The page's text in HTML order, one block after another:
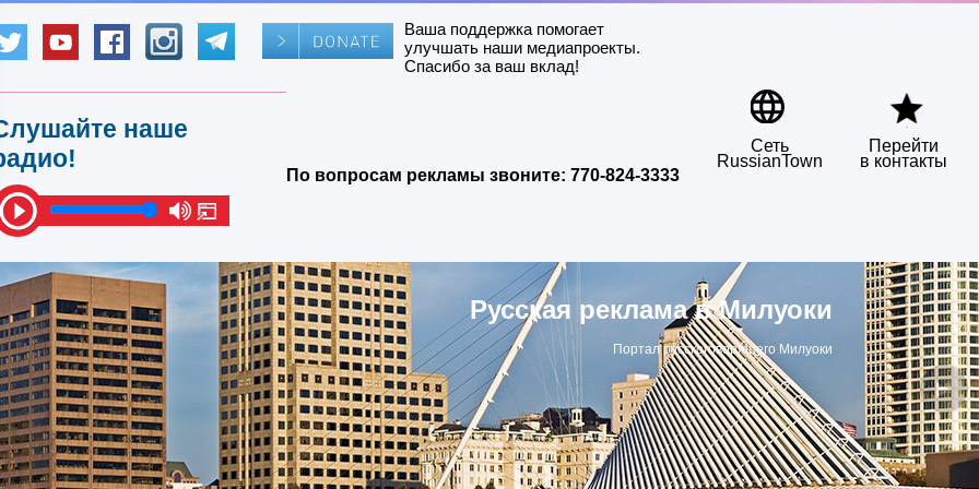
Ваша поддержка помогает
улучшать наши медиапроекты.
Спасибо за ваш вклад!
наше
По вопросам рекламы звоните: 770-824-3333
Сеть
RussianTown
Перейти
в контакты
Русская реклама в Милуоки
Портал русскоговорящего Милуоки
▶